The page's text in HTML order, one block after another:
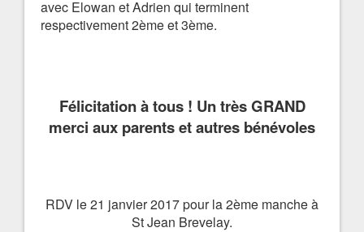
avec Elowan et Adrien qui terminent
respectivement 2ème et 3ème.
Félicitation à tous ! Un très GRAND
merci aux parents et autres bénévoles
RDV le 21 janvier 2017 pour la 2ème manche à
St Jean Brevelay.